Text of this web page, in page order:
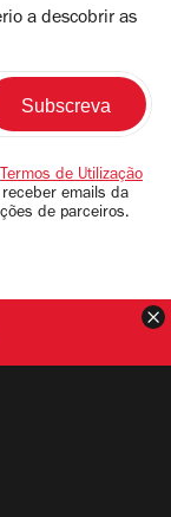
a descobrir as
Termos de Utilização
emails da
de parceiros.